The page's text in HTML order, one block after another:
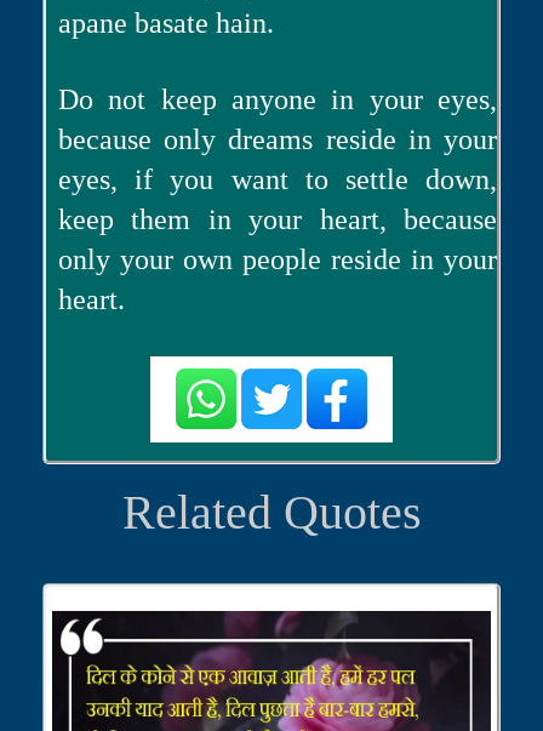
apane basate hain.
Do not keep anyone in your eyes,
because only dreams reside in your
eyes, if you want to settle down,
keep them in your heart, because
only your own people reside in your
heart.
Related Quotes